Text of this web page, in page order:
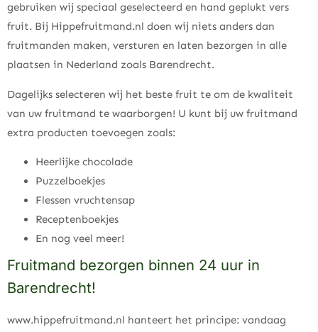
gebruiken wij speciaal geselecteerd en hand geplukt vers
fruit. Bij Hippefruitmand.nl doen wij niets anders dan
fruitmanden maken, versturen en laten bezorgen in alle
plaatsen in Nederland zoals Barendrecht.
Dagelijks selecteren wij het beste fruit te om de kwaliteit
van uw fruitmand te waarborgen! U kunt bij uw fruitmand
extra producten toevoegen zoals:
Heerlijke chocolade
Puzzelboekjes
Flessen vruchtensap
Receptenboekjes
En nog veel meer!
Fruitmand bezorgen binnen 24 uur in
Barendrecht!
www.hippefruitmand.nl hanteert het principe: vandaag